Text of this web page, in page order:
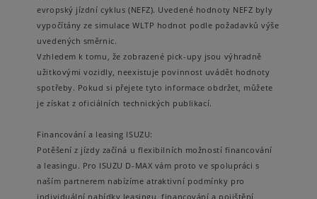
evropský jízdní cyklus (NEFZ). Uvedené hodnoty NEFZ byly
vypočítány ze simulace WLTP hodnot podle požadavků výše
uvedených směrnic.
Vzhledem k tomu, že zobrazené pick-upy jsou výhradně
užitkovými vozidly, neexistuje povinnost uvádět hodnoty
spotřeby. Pokud si přejete tyto informace obdržet, můžete
je získat z oficiálních technických publikací.
Financování a leasing ISUZU:
Potěšení z jízdy začíná u flexibilních možností financování
a leasingu. Pro ISUZU D-MAX vám proto ve spolupráci s
naším partnerem nabízíme atraktivní podmínky pro
individuální nabídky leasingu, financování a pojištění